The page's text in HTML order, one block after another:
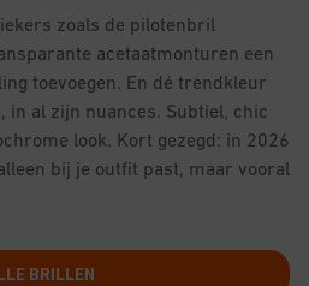
zoals de pilotenbril
acetaatmonturen een
toevoegen. En dé trendkleur
in al zijn nuances. Subtiel, chic
look. Kort gezegd: in 2026
bij je outfit past, maar vooral
BRILLEN